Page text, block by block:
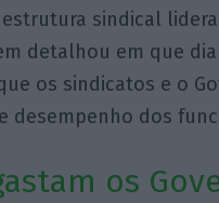
estrutura sindical
detalhou em que
os sindicatos e o
desempenho dos
os